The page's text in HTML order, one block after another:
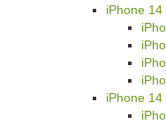
iPhone 14
iPhone